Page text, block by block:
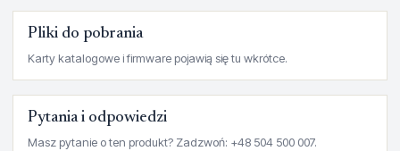
Pliki do pobrania
Karty katalogowe i firmware pojawią się tu wkrótce.
Pytania i odpowiedzi
Masz pytanie o ten produkt? Zadzwoń: +48 504 500 007.